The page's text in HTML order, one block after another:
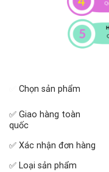
Chọn sản phẩm
✅ Giao hàng toàn
quốc
✅ Xác nhận đơn hàng
✅ Loại sản phẩm